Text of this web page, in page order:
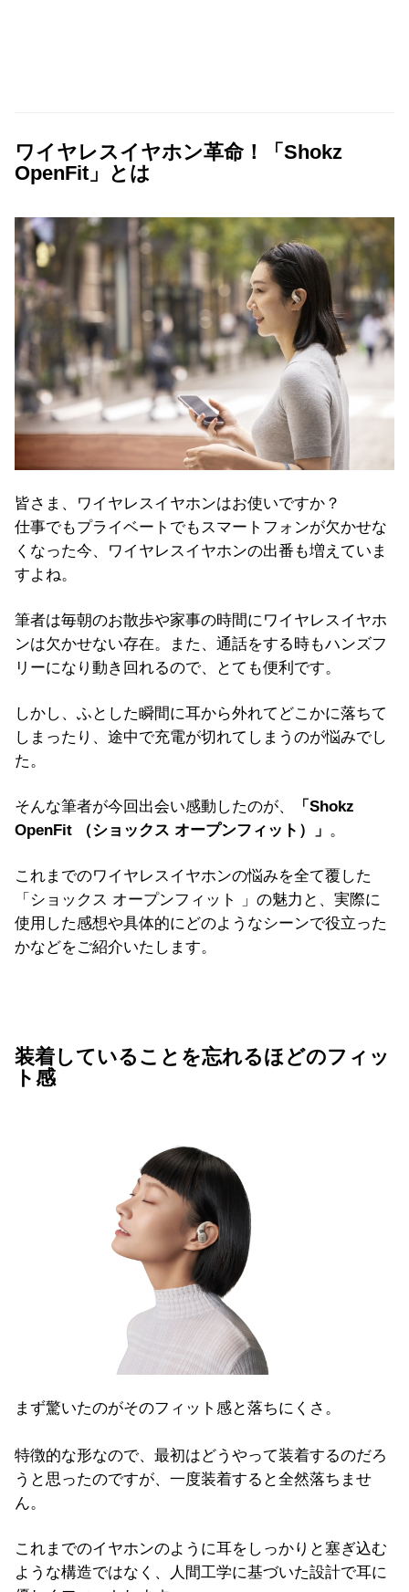
ワイヤレスイヤホン革命！「Shokz
OpenFit」とは
皆さま、ワイヤレスイヤホンはお使いですか？
仕事でもプライベートでもスマートフォンが欠かせな
くなった今、ワイヤレスイヤホンの出番も増えていま
すよね。
筆者は毎朝のお散歩や家事の時間にワイヤレスイヤホ
ンは欠かせない存在。また、通話をする時もハンズフ
リーになり動き回れるので、とても便利です。
しかし、ふとした瞬間に耳から外れてどこかに落ちて
しまったり、途中で充電が切れてしまうのが悩みでし
た。
そんな筆者が今回出会い感動したのが、
「Shokz
OpenFit （ショックス オープンフィット）」 。
これまでのワイヤレスイヤホンの悩みを全て覆した
「ショックス オープンフィット 」の魅力と、実際に
使用した感想や具体的にどのようなシーンで役立った
かなどをご紹介いたします。
装着していることを忘れるほどのフィッ
ト感
まず驚いたのがそのフィット感と落ちにくさ。
特徴的な形なので、最初はどうやって装着するのだろ
うと思ったのですが、一度装着すると全然落ちませ
ん。
これまでのイヤホンのように耳をしっかりと塞ぎ込む
ような構造ではなく、人間工学に基づいた設計で耳に